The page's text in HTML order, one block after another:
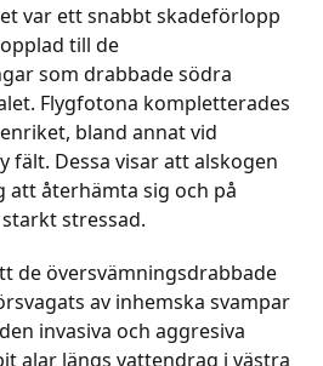
var ett snabbt skadeförlopp
till de
som drabbade södra
Flygfotona kompletterades
bland annat vid
fält. Dessa visar att alskogen
att återhämta sig och på
stressad.
de översvämningsdrabbade
av inhemska svampar
invasiva och aggresiva
alar längs vattendrag i västra